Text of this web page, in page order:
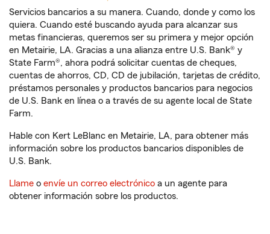
Servicios bancarios a su manera. Cuando, donde y como los
quiera. Cuando esté buscando ayuda para alcanzar sus
metas financieras, queremos ser su primera y mejor opción
en Metairie, LA. Gracias a una alianza entre U.S. Bank® y
State Farm®, ahora podrá solicitar cuentas de cheques,
cuentas de ahorros, CD, CD de jubilación, tarjetas de crédito,
préstamos personales y productos bancarios para negocios
de U.S. Bank en línea o a través de su agente local de State
Farm.
Hable con Kert LeBlanc en Metairie, LA, para obtener más
información sobre los productos bancarios disponibles de
U.S. Bank.
Llame o envíe un correo electrónico a un agente para
obtener información sobre los productos.